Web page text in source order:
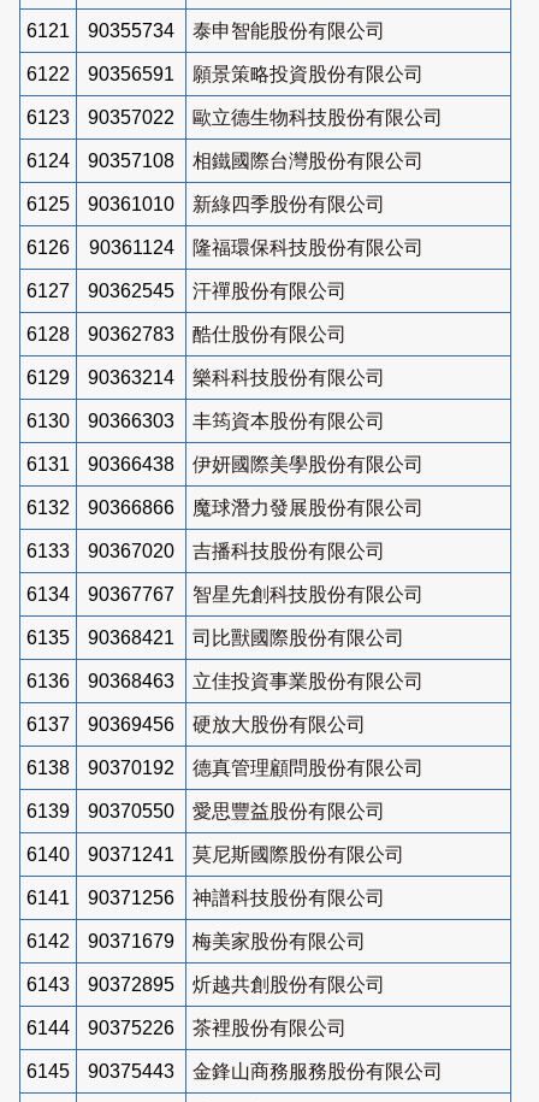
6121 90355734 泰申智能股份有限公司
6122 90356591 願景策略投資股份有限公司
6123 90357022 歐立德生物科技股份有限公司
6124 90357108 相鐵國際台灣股份有限公司
6125 90361010 新綠四季股份有限公司
6126 90361124 隆福環保科技股份有限公司
6127 90362545 汗禪股份有限公司
6128 90362783 酷仕股份有限公司
6129 90363214 樂科科技股份有限公司
6130 90366303 丰筠資本股份有限公司
6131 90366438 伊妍國際美學股份有限公司
6132 90366866 魔球潛力發展股份有限公司
6133 90367020 吉播科技股份有限公司
6134 90367767 智星先創科技股份有限公司
6135 90368421 司比獸國際股份有限公司
6136 90368463 立佳投資事業股份有限公司
6137 90369456 硬放大股份有限公司
6138 90370192 德真管理顧問股份有限公司
6139 90370550 愛思豐益股份有限公司
6140 90371241 莫尼斯國際股份有限公司
6141 90371256 神譜科技股份有限公司
6142 90371679 梅美家股份有限公司
6143 90372895 炘越共創股份有限公司
6144 90375226 茶裡股份有限公司
6145 90375443 金鋒山商務服務股份有限公司